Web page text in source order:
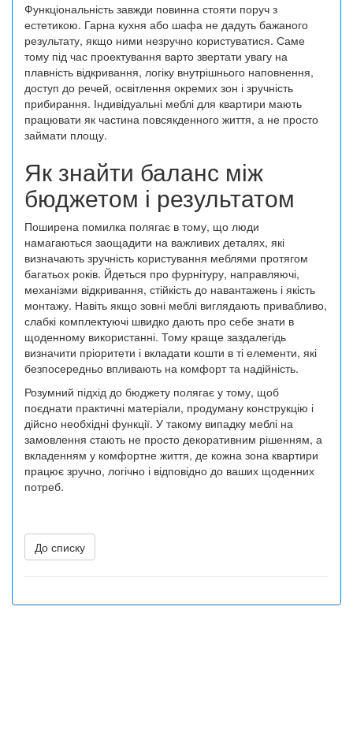
Функціональність завжди повинна стояти поруч з
естетикою. Гарна кухня або шафа не дадуть бажаного
результату, якщо ними незручно користуватися. Саме
тому під час проектування варто звертати увагу на
плавність відкривання, логіку внутрішнього наповнення,
доступ до речей, освітлення окремих зон і зручність
прибирання. Індивідуальні меблі для квартири мають
працювати як частина повсякденного життя, а не просто
займати площу.
Як знайти баланс між
бюджетом і результатом
Поширена помилка полягає в тому, що люди
намагаються заощадити на важливих деталях, які
визначають зручність користування меблями протягом
багатьох років. Йдеться про фурнітуру, направляючі,
механізми відкривання, стійкість до навантажень і якість
монтажу. Навіть якщо зовні меблі виглядають привабливо,
слабкі комплектуючі швидко дають про себе знати в
щоденному використанні. Тому краще заздалегідь
визначити пріоритети і вкладати кошти в ті елементи, які
безпосередньо впливають на комфорт та надійність.
Розумний підхід до бюджету полягає у тому, щоб
поєднати практичні матеріали, продуману конструкцію і
дійсно необхідні функції. У такому випадку меблі на
замовлення стають не просто декоративним рішенням, а
вкладенням у комфортне життя, де кожна зона квартири
працює зручно, логічно і відповідно до ваших щоденних
потреб.
До списку